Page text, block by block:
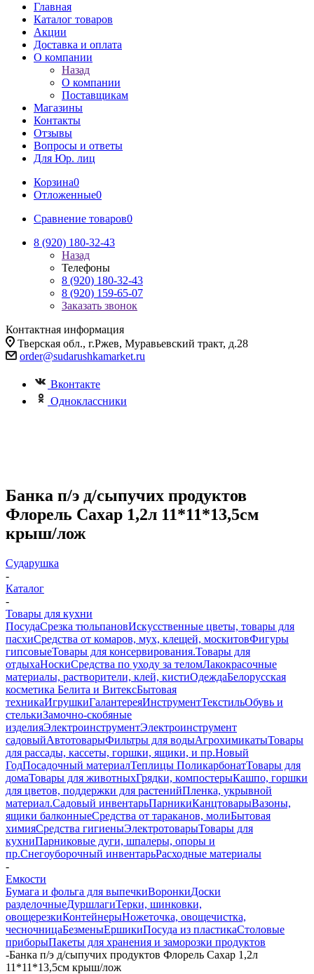
Главная
Каталог товаров
Акции
Доставка и оплата
О компании
Назад
О компании
Поставщикам
Магазины
Контакты
Отзывы
Вопросы и ответы
Для Юр. лиц
Корзина0
Отложенные0
Сравнение товаров0
8 (920) 180-32-43
Назад
Телефоны
8 (920) 180-32-43
8 (920) 159-65-07
Заказать звонок
Контактная информация
Тверская обл., г.Ржев, Муравьевский тракт, д.28
order@sudarushkamarket.ru
Вконтакте
Одноклассники
Банка п/э д/сыпучих продуктов
Флорель Сахар 1,2л 11*11*13,5см
крыш/лож
Сударушка
-
Каталог
-
Товары для кухни
ПосудаСрезка тюльпановИскусственные цветы, товары для
пасхиСредства от комаров, мух, клещей, москитовФигуры
гипсовыеТовары для консервирования.Товары для
отдыхаНоскиСредства по уходу за теломЛакокрасочные
материалы, растворители, клей, кистиОдеждаБелорусская
косметика Белита и ВитексБытовая
техникаИгрушкиГалантереяИнструментТекстильОбувь и
стелькиЗамочно-скобяные
изделияЭлектроинструментЭлектроинструмент
садовыйАвтотоварыФильтры для водыАгрохимикатыТовары
для рассады, кассеты, горшки, ящики, и пр.Новый
ГодПосадочный материалТеплицы ПоликарбонатТовары для
домаТовары для животныхГрядки, компостерыКашпо, горшки
для цветов, поддержки для растенийПленка, укрывной
материал.Садовый инвентарьПарникиКанцтоварыВазоны,
ящики балконныеСредства от тараканов, молиБытовая
химияСредства гигиеныЭлектротоварыТовары для
кухниПарниковые дуги, шпалеры, опоры и
пр.Снегоуборочный инвентарьРасходные материалы
-
Емкости
Бумага и фольга для выпечкиВоронкиДоски
разделочныеДуршлагиТерки, шинковки,
овощерезкиКонтейнерыНожеточка, овощечистка,
чесночницаБезменыЕршикиПосуда из пластикаСтоловые
приборыПакеты для хранения и заморозки продуктов
-Банка п/э д/сыпучих продуктов Флорель Сахар 1,2л
11*11*13,5см крыш/лож